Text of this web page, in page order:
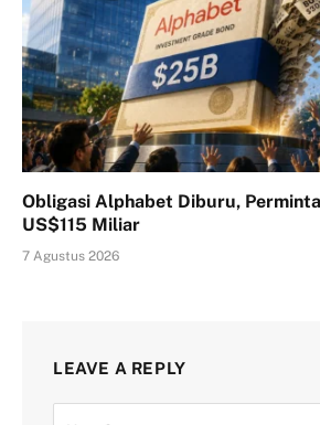
Obligasi Alphabet Diburu,
US$115 Miliar
7 Agustus 2026
LEAVE A REPLY